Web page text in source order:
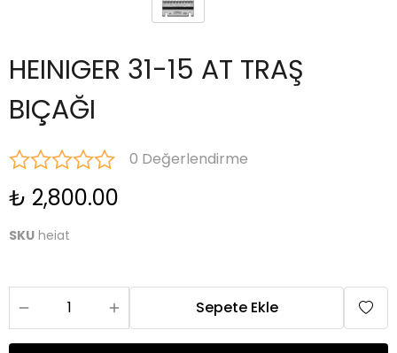
HEINIGER 31-15 AT TRAŞ
BIÇAĞI
0 Değerlendirme
₺ 2,800.00
SKU heiat
Sepete Ekle